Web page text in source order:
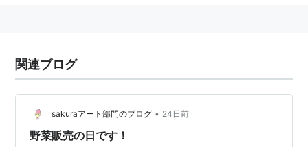
関連ブログ
sakuraアート部門のブログ • 24日前
野菜販売の日です！